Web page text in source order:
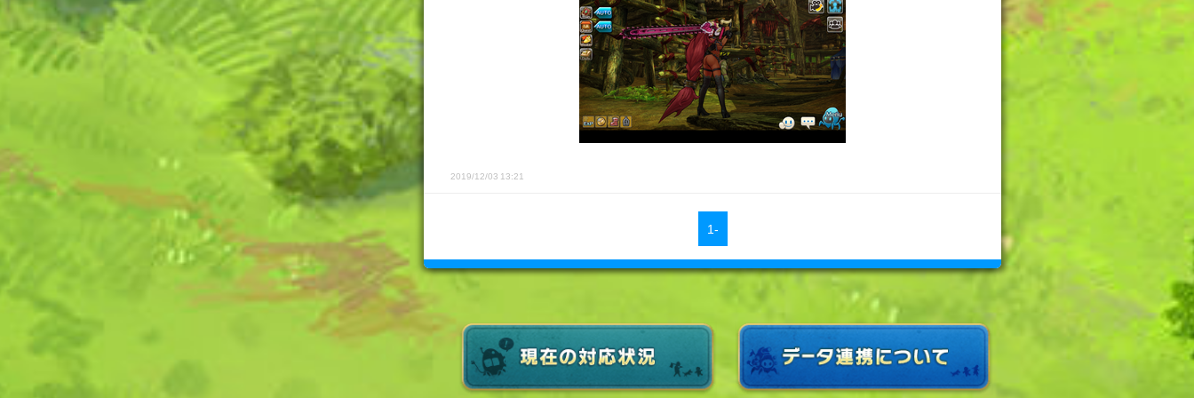
2019/12/03 13:21
1-